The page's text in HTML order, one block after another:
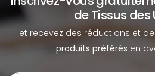
de Tissus des
et recevez des réductions et
produits préférés en